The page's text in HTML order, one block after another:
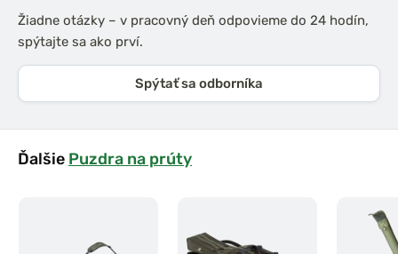
Žiadne otázky – v pracovný deň odpovieme do 24 hodín,
spýtajte sa ako prví.
Spýtať sa odborníka
Ďalšie Puzdra na prúty